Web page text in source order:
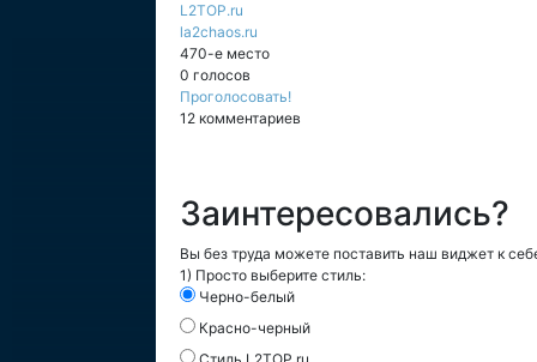
L2TOP.ru
la2chaos.ru
470-е место
0 голосов
Проголосовать!
12 комментариев
Заинтересовались?
Вы без труда можете поставить наш виджет к
1) Просто выберите стиль:
Черно-белый
Красно-черный